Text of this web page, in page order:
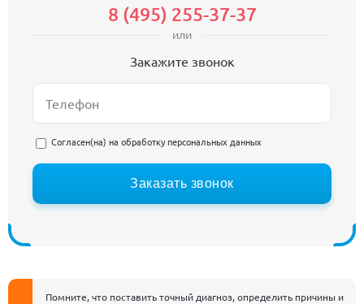
8 (495) 255-37-37
или
Закажите звонок
Согласен(на) на обработку персональных данных
Заказать звонок
Помните, что поставить точный диагноз, определить причины и